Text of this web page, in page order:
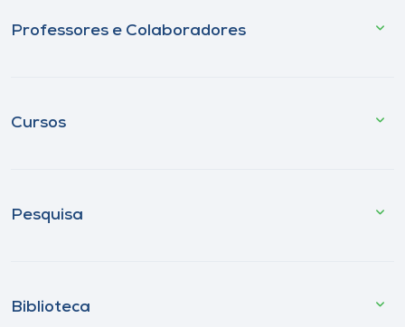
Professores e Colaboradores
Cursos
Pesquisa
Biblioteca